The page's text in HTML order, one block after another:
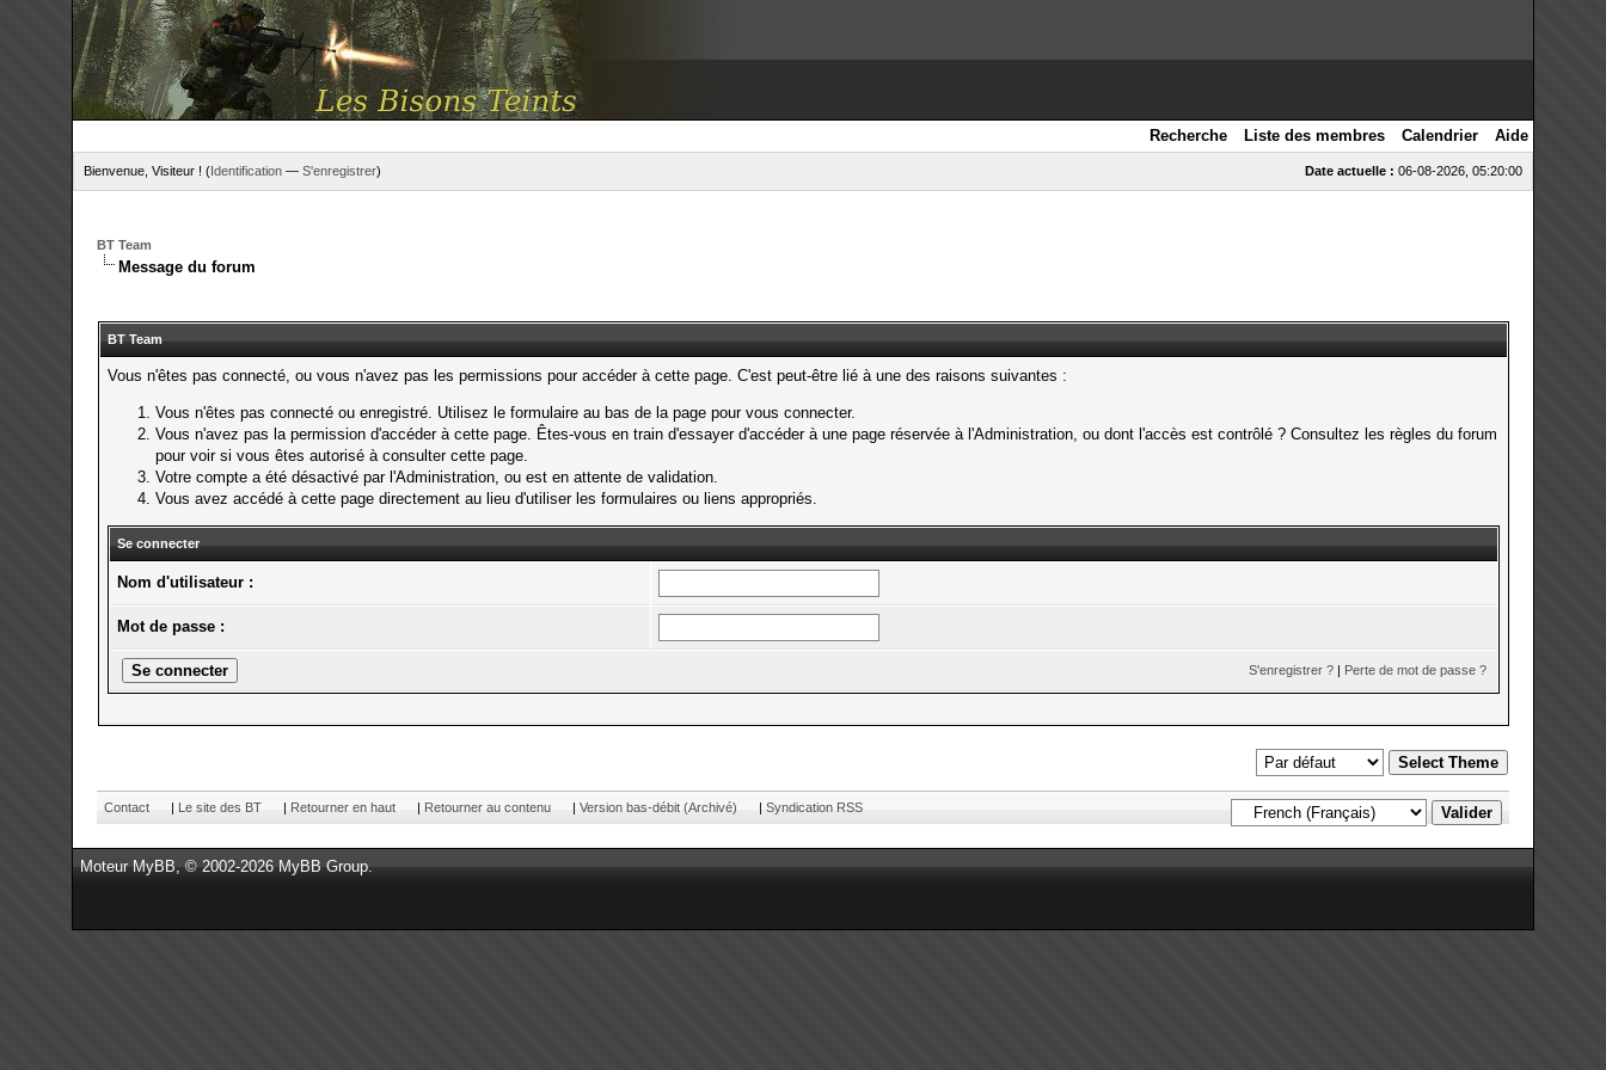
Recherche Liste des membres Calendrier Aide
Date actuelle : 06-08-2026, 05:20:00
Bienvenue, Visiteur ! (Identification —S'enregistrer)
BT Team
Message du forum
BT Team
Vous n'êtes pas connecté, ou vous n'avez pas les permissions pour accéder à cette page. C'est peut-être lié à une des raisons suivantes :
Vous n'êtes pas connecté ou enregistré. Utilisez le formulaire au bas de la page pour vous connecter.
Vous n'avez pas la permission d'accéder à cette page. Êtes-vous en train d'essayer d'accéder à une page réservée à l'Administration, ou dont l'accès est contrôlé ? Consultez les règles du forum
pour voir si vous êtes autorisé à consulter cette page.
Votre compte a été désactivé par l'Administration, ou est en attente de validation.
Vous avez accédé à cette page directement au lieu d'utiliser les formulaires ou liens appropriés.
Se connecter
Nom d'utilisateur :
Mot de passe :
S'enregistrer ?| Perte de mot de passe ?
Contact |Le site des BT |Retourner en haut |Retourner au contenu |Version bas-débit (Archivé) |Syndication RSS
MoteurMyBB, © 2002-2026MyBB Group.